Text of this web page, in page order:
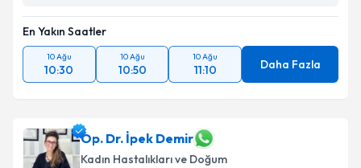
En Yakın Saatler
10 Ağu
10:30
10 Ağu
10:50
10 Ağu
11:10 Daha Fazla
Op. Dr. İpek Demir
Kadın Hastalıkları ve Doğum